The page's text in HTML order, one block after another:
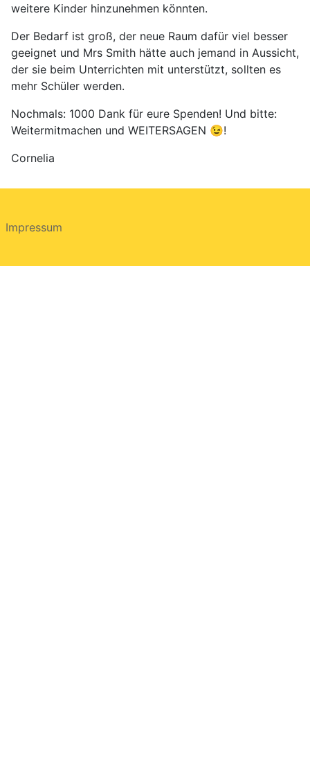
weitere Kinder hinzunehmen könnten.
Der Bedarf ist groß, der neue Raum dafür viel besser
geeignet und Mrs Smith hätte auch jemand in Aussicht,
der sie beim Unterrichten mit unterstützt, sollten es
mehr Schüler werden.
Nochmals: 1000 Dank für eure Spenden! Und bitte:
Weitermitmachen und WEITERSAGEN 😉!
Cornelia
Impressum